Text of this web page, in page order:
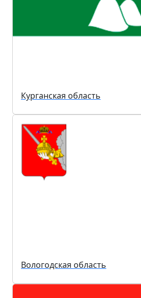
Курганская область
Вологодская область